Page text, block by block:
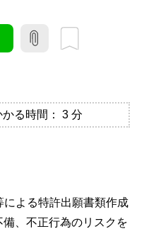
る時間： 3 分
よる特許出願書類作成
、不正行為のリスクを